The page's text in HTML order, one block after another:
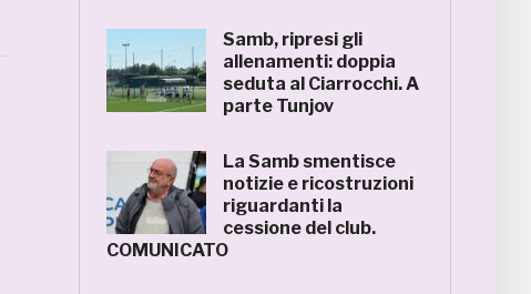
Samb, ripresi gli
allenamenti: doppia
seduta al Ciarrocchi. A
parte Tunjov
La Samb smentisce
notizie e ricostruzioni
riguardanti la
cessione del club.
COMUNICATO